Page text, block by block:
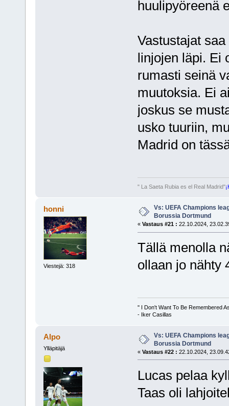
huulipyöreenä
Vastustajat
linjojen läpi. Ei
rumasti seinä
muutoksia. Ei
joskus se
usko tuuriin,
Madrid on
" La Saeta Rubia es el Real Madrid"
honni
Viestejä: 318
Vs: UEFA Champions
Borussia Dortmund
« Vastaus #21 : 22.10.2024,
Tällä menolla
ollaan jo nähty
'' I Don't Want To Be Remembered
- Iker Casillas
Alpo
Ylläpitäjä
Vs: UEFA Champions
Borussia Dortmund
« Vastaus #22 : 22.10.2024,
Lucas pelaa
Taas oli